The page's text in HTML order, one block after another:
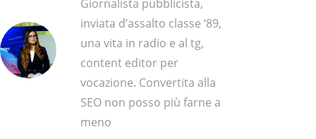
Giornalista pubblicista,
inviata d’assalto classe ‘89,
una vita in radio e al tg,
content editor per
vocazione. Convertita alla
SEO non posso più farne a
meno